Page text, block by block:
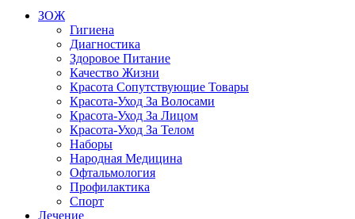
ЗОЖ
Гигиена
Диагностика
Здоровое Питание
Качество Жизни
Красота Сопутствующие Товары
Красота-Уход За Волосами
Красота-Уход За Лицом
Красота-Уход За Телом
Наборы
Народная Медицина
Офтальмология
Профилактика
Спорт
Лечение